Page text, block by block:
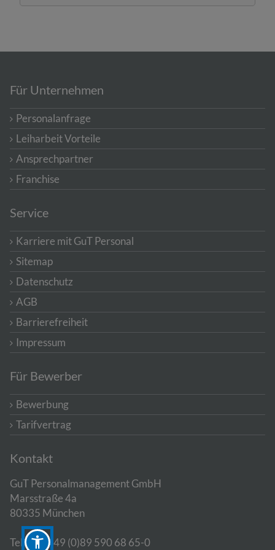
Für Unternehmen
Personalanfrage
Leiharbeit Vorteile
Ansprechpartner
Franchise
Service
Karriere mit GuT Personal
Sitemap
Datenschutz
AGB
Barrierefreiheit
Impressum
Für Bewerber
Bewerbung
Tarifvertrag
Kontakt
GuT Personalmanagement GmbH
Marsstraße 4a
80335 München
Telefon: +49 (0)89 590 68 65-0